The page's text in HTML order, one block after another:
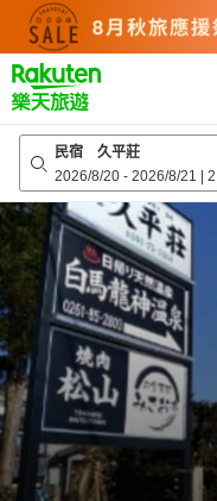
top
page
民宿 久平莊
2026/8/20 - 2026/8/21 |